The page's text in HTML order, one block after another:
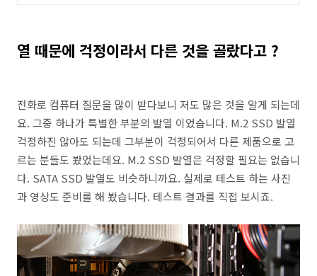
열 때문에 걱정이라서 다른 것을 골랐다고 ?
전화로 컴퓨터 질문을 많이 받다보니 저도 많은 것을 알게 되는데
요. 그중 하나가 특별한 부분의 발열 이었습니다. M.2 SSD 발열
걱정하진 않아도 되는데 그부분이 걱정되어서 다른 제품으로 고
르는 분들도 봤었는데요. M.2 SSD 발열은 걱정할 필요는 없습니
다. SATA SSD 발열도 비슷하니까요. 실제로 테스트 하는 사진
과 영상도 준비를 해 봤습니다. 테스트 결과를 직접 보시죠.